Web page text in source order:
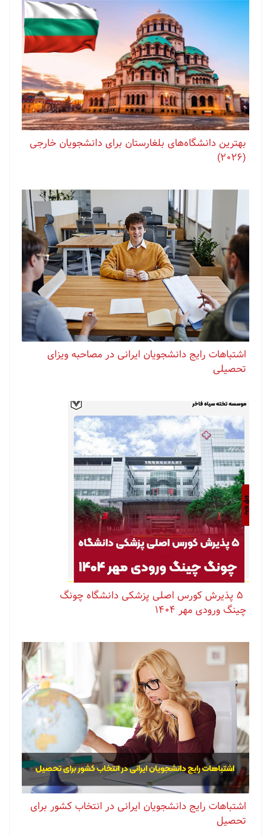
بهترین دانشگاه‌های بلغارستان برای دانشجویان خارجی
(2026)
اشتباهات رایج دانشجویان ایرانی در مصاحبه ویزای
تحصیلی
چینگ ورودی مهر ۱۴۰۴
اشتباهات رایج دانشجویان ایرانی در انتخاب کشور برای
تحصیل